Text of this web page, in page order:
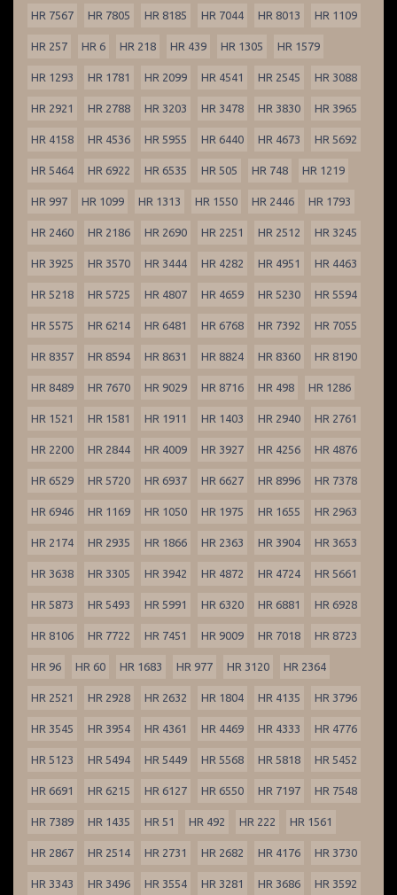
HR 7567 HR 7805 HR 8185 HR 7044 HR 8013 HR 1109
HR 257 HR 6 HR 218 HR 439 HR 1305 HR 1579
HR 1293 HR 1781 HR 2099 HR 4541 HR 2545 HR 3088
HR 2921 HR 2788 HR 3203 HR 3478 HR 3830 HR 3965
HR 4158 HR 4536 HR 5955 HR 6440 HR 4673 HR 5692
HR 5464 HR 6922 HR 6535 HR 505 HR 748 HR 1219
HR 997 HR 1099 HR 1313 HR 1550 HR 2446 HR 1793
HR 2460 HR 2186 HR 2690 HR 2251 HR 2512 HR 3245
HR 3925 HR 3570 HR 3444 HR 4282 HR 4951 HR 4463
HR 5218 HR 5725 HR 4807 HR 4659 HR 5230 HR 5594
HR 5575 HR 6214 HR 6481 HR 6768 HR 7392 HR 7055
HR 8357 HR 8594 HR 8631 HR 8824 HR 8360 HR 8190
HR 8489 HR 7670 HR 9029 HR 8716 HR 498 HR 1286
HR 1521 HR 1581 HR 1911 HR 1403 HR 2940 HR 2761
HR 2200 HR 2844 HR 4009 HR 3927 HR 4256 HR 4876
HR 6529 HR 5720 HR 6937 HR 6627 HR 8996 HR 7378
HR 6946 HR 1169 HR 1050 HR 1975 HR 1655 HR 2963
HR 2174 HR 2935 HR 1866 HR 2363 HR 3904 HR 3653
HR 3638 HR 3305 HR 3942 HR 4872 HR 4724 HR 5661
HR 5873 HR 5493 HR 5991 HR 6320 HR 6881 HR 6928
HR 8106 HR 7722 HR 7451 HR 9009 HR 7018 HR 8723
HR 96 HR 60 HR 1683 HR 977 HR 3120 HR 2364
HR 2521 HR 2928 HR 2632 HR 1804 HR 4135 HR 3796
HR 3545 HR 3954 HR 4361 HR 4469 HR 4333 HR 4776
HR 5123 HR 5494 HR 5449 HR 5568 HR 5818 HR 5452
HR 6691 HR 6215 HR 6127 HR 6550 HR 7197 HR 7548
HR 7389 HR 1435 HR 51 HR 492 HR 222 HR 1561
HR 2867 HR 2514 HR 2731 HR 2682 HR 4176 HR 3730
HR 3343 HR 3496 HR 3554 HR 3281 HR 3686 HR 3592